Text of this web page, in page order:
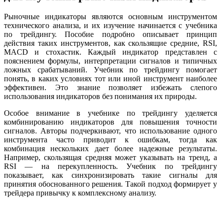
Рыночные индикаторы являются основным инструментом
технического анализа, и их изучение начинается с учебника
по трейдингу. Пособие подробно описывает принцип
действия таких инструментов, как скользящие средние, RSI,
MACD и стохастик. Каждый индикатор представлен с
пояснением формулы, интерпретации сигналов и типичных
ложных срабатываний. Учебник по трейдингу помогает
понять, в каких условиях тот или иной инструмент наиболее
эффективен. Это знание позволяет избежать слепого
использования индикаторов без понимания их природы.
Особое внимание в учебнике по трейдингу уделяется
комбинированию индикаторов для повышения точности
сигналов. Авторы подчеркивают, что использование одного
инструмента часто приводит к ошибкам, тогда как
комбинация нескольких дает более надежные результаты.
Например, скользящая средняя может указывать на тренд, а
RSI — на перекупленность. Учебник по трейдингу
показывает, как синхронизировать такие сигналы для
принятия обоснованного решения. Такой подход формирует у
трейдера привычку к комплексному анализу.